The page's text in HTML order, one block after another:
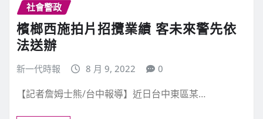
社會警政
檳榔西施拍片招攬業績 客未來警先依
法送辦
新一代時報 8 月 9, 2022 0
【記者詹姆士熊/台中報導】近日台中東區某…